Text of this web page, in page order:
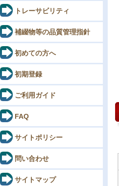
トレーサビリティ
補綴物等の品質管理指針
初めての方へ
初期登録
ご利用ガイド
FAQ
サイトポリシー
問い合わせ
サイトマップ